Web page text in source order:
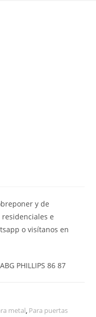
y de
e
o visítanos en
PHILLIPS 86 87
metal, Para puertas